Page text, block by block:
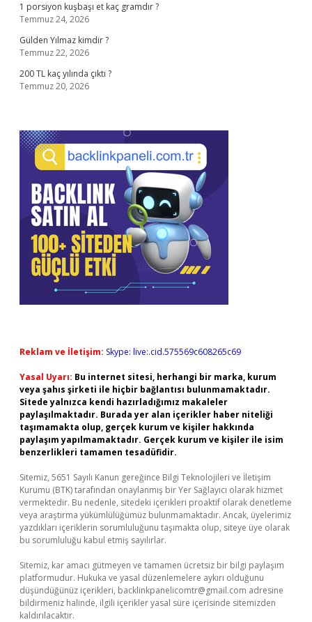
1 porsiyon kuşbaşı et kaç gramdır ?
Temmuz 24, 2026
Gülden Yılmaz kimdir ?
Temmuz 22, 2026
200 TL kaç yılında çıktı ?
Temmuz 20, 2026
Reklam ve İletişim: Skype: live:.cid.575569c608265c69
Yasal Uyarı: Bu internet sitesi, herhangi bir marka, kurum
veya şahıs şirketi ile hiçbir bağlantısı bulunmamaktadır.
Sitede yalnızca kendi hazırladığımız makaleler
paylaşılmaktadır. Burada yer alan içerikler haber niteliği
taşımamakta olup, gerçek kurum ve kişiler hakkında
paylaşım yapılmamaktadır. Gerçek kurum ve kişiler ile isim
benzerlikleri tamamen tesadüfidir.
Sitemiz, 5651 Sayılı Kanun gereğince Bilgi Teknolojileri ve İletişim
Kurumu (BTK) tarafından onaylanmış bir Yer Sağlayıcı olarak hizmet
vermektedir. Bu nedenle, sitedeki içerikleri proaktif olarak denetleme
veya araştırma yükümlülüğümüz bulunmamaktadır. Ancak, üyelerimiz
yazdıkları içeriklerin sorumluluğunu taşımakta olup, siteye üye olarak
bu sorumluluğu kabul etmiş sayılırlar.
Sitemiz, kar amacı gütmeyen ve tamamen ücretsiz bir bilgi paylaşım
platformudur. Hukuka ve yasal düzenlemelere aykırı olduğunu
düşündüğünüz içerikleri, backlinkpanelicomtr@gmail.com adresine
bildirmeniz halinde, ilgili içerikler yasal süre içerisinde sitemizden
kaldırılacaktır.